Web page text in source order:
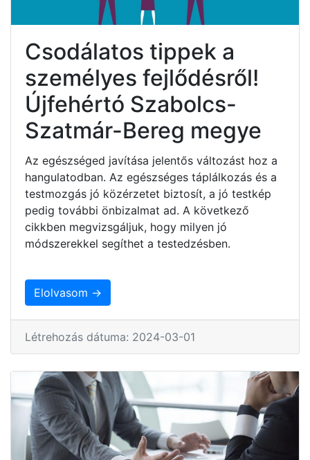
Csodálatos tippek a
személyes fejlődésről!
Újfehértó Szabolcs-
Szatmár-Bereg megye
Az egészséged javítása jelentős változást hoz a
hangulatodban. Az egészséges táplálkozás és a
testmozgás jó közérzetet biztosít, a jó testkép
pedig további önbizalmat ad. A következő
cikkben megvizsgáljuk, hogy milyen jó
módszerekkel segíthet a testedzésben.
Elolvasom →
Létrehozás dátuma: 2024-03-01